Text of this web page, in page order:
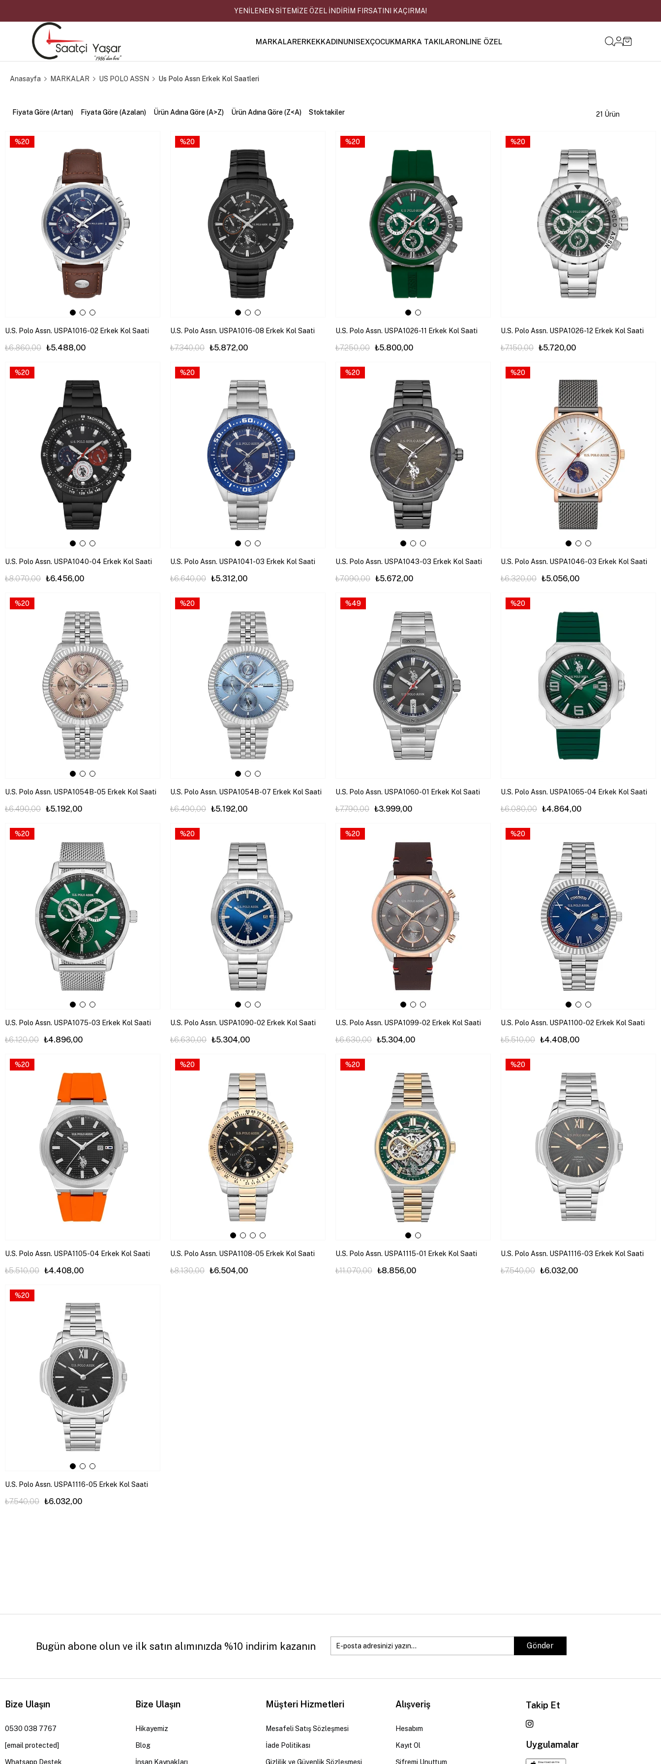
YENİLENEN SİTEMİZE ÖZEL İNDİRİM FIRSATINI KAÇIRMA!
MARKALARERKEKKADINUNISEXÇOCUKMARKA TAKILARONLINE ÖZEL
Anasayfa MARKALAR US POLO ASSN Us Polo Assn Erkek Kol Saatleri
Fiyata Göre (Artan) Fiyata Göre (Azalan) Ürün Adına Göre (A>Z) Ürün Adına Göre (Z<A) Stoktakiler 21 Ürün
U.S. Polo Assn. USPA1016-02 Erkek Kol Saati
₺5.488,00
₺6.860,00
%20
U.S. Polo Assn. USPA1016-08 Erkek Kol Saati
₺5.872,00
₺7.340,00
%20
U.S. Polo Assn. USPA1026-11 Erkek Kol Saati
₺5.800,00
₺7.250,00
%20
U.S. Polo Assn. USPA1026-12 Erkek Kol Saati
₺5.720,00
₺7.150,00
%20
U.S. Polo Assn. USPA1040-04 Erkek Kol Saati
₺6.456,00
₺8.070,00
%20
U.S. Polo Assn. USPA1041-03 Erkek Kol Saati
₺5.312,00
₺6.640,00
%20
U.S. Polo Assn. USPA1043-03 Erkek Kol Saati
₺5.672,00
₺7.090,00
%20
U.S. Polo Assn. USPA1046-03 Erkek Kol Saati
₺5.056,00
₺6.320,00
%20
U.S. Polo Assn. USPA1054B-05 Erkek Kol Saati
₺5.192,00
₺6.490,00
%20
U.S. Polo Assn. USPA1054B-07 Erkek Kol Saati
₺5.192,00
₺6.490,00
%20
U.S. Polo Assn. USPA1060-01 Erkek Kol Saati
₺3.999,00
₺7.790,00
%49
U.S. Polo Assn. USPA1065-04 Erkek Kol Saati
₺4.864,00
₺6.080,00
%20
U.S. Polo Assn. USPA1075-03 Erkek Kol Saati
₺4.896,00
₺6.120,00
%20
U.S. Polo Assn. USPA1090-02 Erkek Kol Saati
₺5.304,00
₺6.630,00
%20
U.S. Polo Assn. USPA1099-02 Erkek Kol Saati
₺5.304,00
₺6.630,00
%20
U.S. Polo Assn. USPA1100-02 Erkek Kol Saati
₺4.408,00
₺5.510,00
%20
U.S. Polo Assn. USPA1105-04 Erkek Kol Saati
₺4.408,00
₺5.510,00
%20
U.S. Polo Assn. USPA1108-05 Erkek Kol Saati
₺6.504,00
₺8.130,00
%20
U.S. Polo Assn. USPA1115-01 Erkek Kol Saati
₺8.856,00
₺11.070,00
%20
U.S. Polo Assn. USPA1116-03 Erkek Kol Saati
₺6.032,00
₺7.540,00
%20
U.S. Polo Assn. USPA1116-05 Erkek Kol Saati
₺6.032,00
₺7.540,00
%20
Bugün abone olun ve ilk satın alımınızda %10 indirim kazanın Gönder
Bize Ulaşın
0530 038 7767
[email protected]
Whatsapp Destek
Bize Ulaşın
Hikayemiz
Blog
İnsan Kaynakları
Müşteri Hizmetleri
Mesafeli Satış Sözleşmesi
İade Politikası
Gizlilik ve Güvenlik Sözleşmesi
Alışveriş
Hesabım
Kayıt Ol
Şifremi Unuttum
Takip Et
Uygulamalar